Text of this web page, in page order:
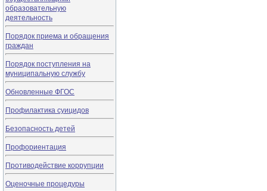
образовательную
деятельность
Порядок приема и обращения
граждан
Порядок поступления на
муниципальную службу
Обновленные ФГОС
Профилактика суицидов
Безопасность детей
Профориентация
Противодействие коррупции
Оценочные процедуры